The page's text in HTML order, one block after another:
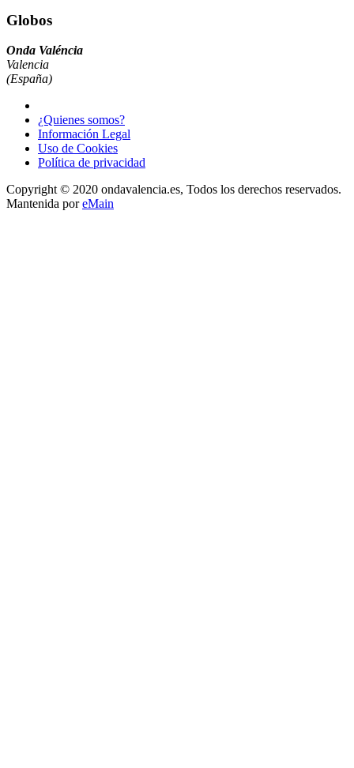
Globos
Onda Valéncia
Valencia
(España)
¿Quienes somos?
Información Legal
Uso de Cookies
Política de privacidad
Copyright © 2020 ondavalencia.es, Todos los derechos reservados.
Mantenida poreMain